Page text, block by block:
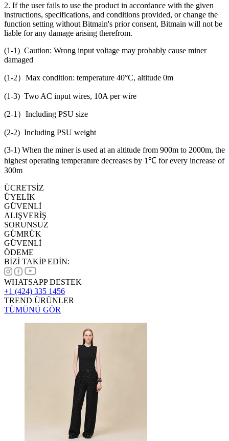
2. If the user fails to use the product in accordance with the given
instructions, specifications, and conditions provided, or change the
function setting without Bitmain's prior consent, Bitmain will not be
liable for any damage arising therefrom.
(1-1) Caution: Wrong input voltage may probably cause miner
damaged
(1-2）Max condition: temperature 40°C, altitude 0m
(1-3) Two AC input wires, 10A per wire
(2-1）Including PSU size
(2-2) Including PSU weight
(3-1) When the miner is used at an altitude from 900m to 2000m, the
highest operating temperature decreases by 1℃ for every increase of
300m
ÜCRETSİZ
ÜYELİK
GÜVENLİ
ALIŞVERİŞ
SORUNSUZ
GÜMRÜK
GÜVENLİ
ÖDEME
BİZİ TAKİP EDİN:
WHATSAPP DESTEK
+1 (424) 335 1456
TREND ÜRÜNLER
TÜMÜNÜ GÖR